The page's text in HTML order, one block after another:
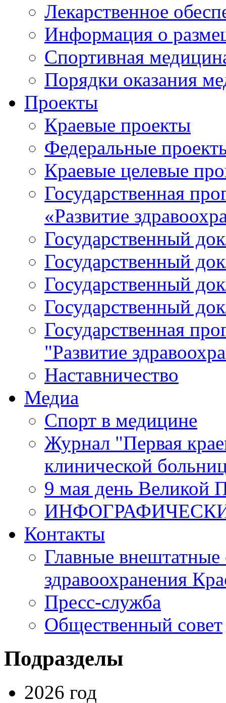
Лекарственное
Информация о
Спортивная
Порядки оказания
Проекты
Краевые проекты
Федеральные
Краевые целевые
Государственная
«Развитие
Государственный
Государственный
Государственный
Государственный
Государственная
"Развитие
Наставничество
Медиа
Спорт в медицине
Журнал "Первая
клинической
9 мая день Великой
Контакты
Главные внештатные
здравоохранения
Пресс-служба
Общественный совет
Подразделы
2026 год